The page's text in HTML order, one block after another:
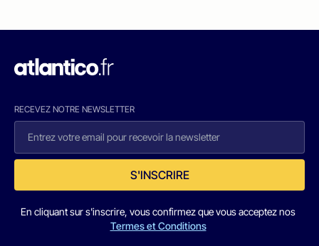
RECEVEZ NOTRE NEWSLETTER
S'INSCRIRE
En cliquant sur s'inscrire, vous confirmez que vous acceptez nos
Termes et Conditions